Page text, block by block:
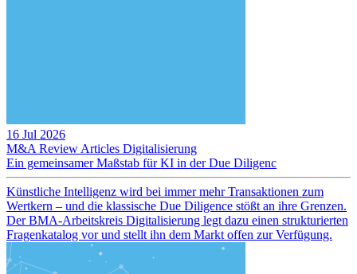
16 Jul 2026
M&A Review Articles Digitalisierung
Ein gemeinsamer Maßstab für KI in der Due Diligenc
Künstliche Intelligenz wird bei immer mehr Transaktionen zum
Wertkern – und die klassische Due Diligence stößt an ihre Grenzen.
Der BMA-Arbeitskreis Digitalisierung legt dazu einen strukturierten
Fragenkatalog vor und stellt ihn dem Markt offen zur Verfügung.